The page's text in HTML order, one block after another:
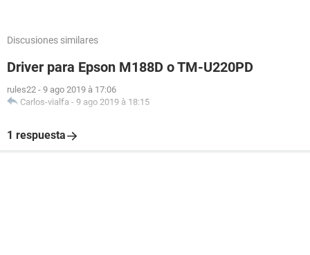
Discusiones similares
Driver para Epson M188D o TM-U220PD
rules22 - 9 ago 2019 à 17:06
Carlos-vialfa - 9 ago 2019 à 18:15
1 respuesta